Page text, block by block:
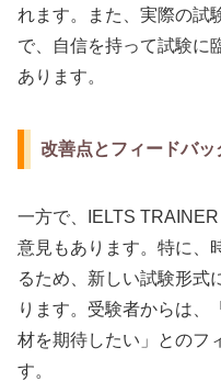
れます。また、実際の試
で、自信を持って試験に
あります。
改善点とフィードバッ
一方で、IELTS
意見もあります。特に、
るため、新しい試験形式
ります。受験者からは、
材を期待したい」とのフ
す。